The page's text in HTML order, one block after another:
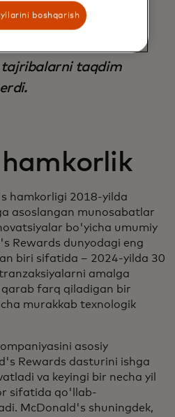
asosiy
imkonini berdi
oson, uzluksiz
taqdim
hamkorligi 2018-yilda
asoslangan munosabatlar
bo'yicha umumiy
Rewards dunyodagi eng
biri sifatida – 2024-yilda 30
amalga
farq qiladigan bir
murakkab texnologik
asosiy
Rewards dasturini ishga
va keyingi bir necha yil
sifatida qo'llab-
McDonald's shuningdek,
boshqarish